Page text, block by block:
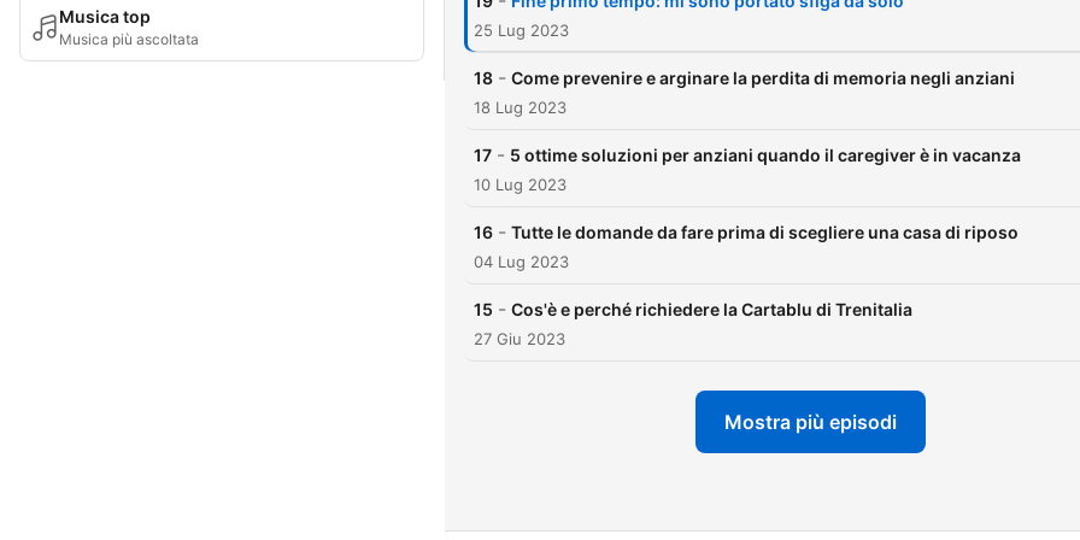
Musica top
Musica più ascoltata
settimanale pratica, facile e
anziani, affinché nessuno
podcast Vois di Emanuele
Usai Supporto ai testi
Mezzadra > Se hai domande o
temi da suggerire, invia una
25 Lug 2023
18 - Come prevenire e arginare la perdita di memoria negli anziani
18 Lug 2023
17 - 5 ottime soluzioni per anziani quando il caregiver è in vacanza
10 Lug 2023
16 - Tutte le domande da fare prima di scegliere una casa di riposo
04 Lug 2023
15 - Cos'è e perché richiedere la Cartablu di Trenitalia
27 Giu 2023
Mostra più episodi